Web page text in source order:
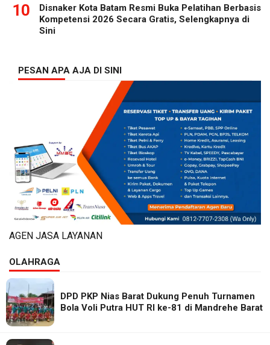
10
Disnaker Kota Batam Resmi Buka Pelatihan Berbasis
Kompetensi 2026 Secara Gratis, Selengkapnya di
Sini
PESAN APA AJA DI SINI
AGEN JASA LAYANAN
OLAHRAGA
DPD PKP Nias Barat Dukung Penuh Turnamen
Bola Voli Putra HUT RI ke-81 di Mandrehe Barat